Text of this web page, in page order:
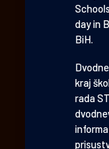
day in
BiH.
kraj
rada